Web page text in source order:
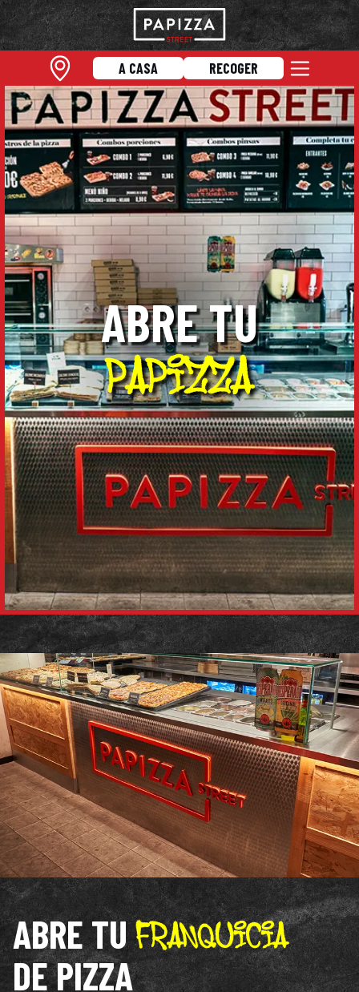
A CASA RECOGER
ABRE TU
ABRE TU
DE PIZZA